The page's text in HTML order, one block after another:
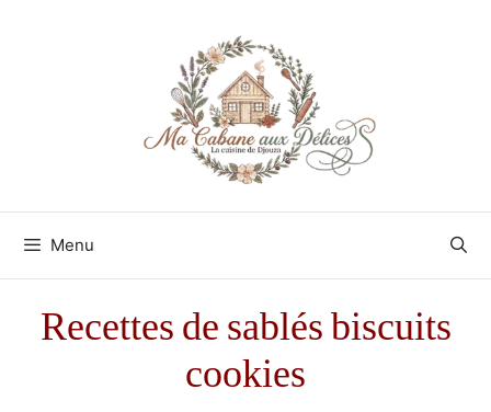
Menu
Recettes de sablés biscuits
cookies